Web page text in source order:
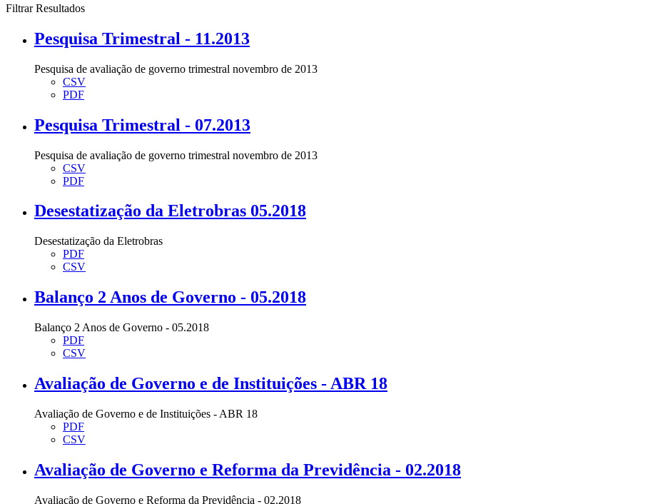
Filtrar Resultados
Pesquisa Trimestral - 11.2013
Pesquisa de avaliação de governo trimestral novembro de 2013
CSV
PDF
Pesquisa Trimestral - 07.2013
Pesquisa de avaliação de governo trimestral novembro de 2013
CSV
PDF
Desestatização da Eletrobras 05.2018
Desestatização da Eletrobras
PDF
CSV
Balanço 2 Anos de Governo - 05.2018
Balanço 2 Anos de Governo - 05.2018
PDF
CSV
Avaliação de Governo e de Instituições - ABR 18
Avaliação de Governo e de Instituições - ABR 18
PDF
CSV
Avaliação de Governo e Reforma da Previdência - 02.2018
Avaliação de Governo e Reforma da Previdência - 02.2018